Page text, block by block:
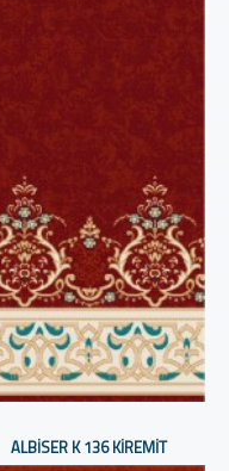
ALBISER K 136 KIREMIT